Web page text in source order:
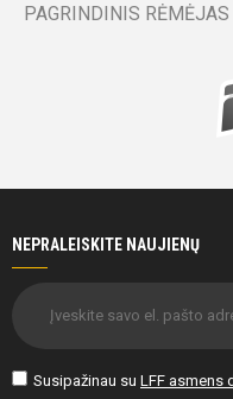
PAGRINDINIS RĖMĖJAS
NEPRALEISKITE NAUJIENŲ
Susipažinau su LFF asmens